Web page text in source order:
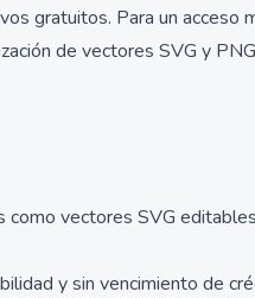
gratuitos. Para un acceso
de vectores SVG y
vectores SVG
y sin vencimiento de